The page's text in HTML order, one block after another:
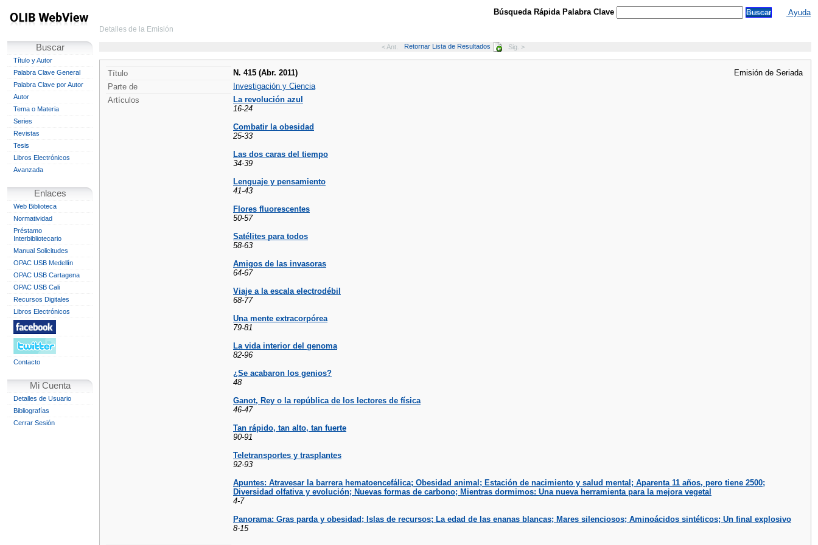
Buscar
Título y Autor
Palabra Clave General
Palabra Clave por Autor
Autor
Tema o Materia
Series
Revistas
Tesis
Libros Electrónicos
Avanzada
Enlaces
Web Biblioteca
Normatividad
Préstamo
Interbibliotecario
Manual Solicitudes
OPAC USB Medellín
OPAC USB Cartagena
OPAC USB Cali
Recursos Digitales
Libros Electrónicos
Contacto
Mi Cuenta
Detalles de Usuario
Bibliografías
Cerrar Sesión
Búsqueda Rápida Palabra Clave Ayuda
Detalles de la Emisión
< Ant. Retornar Lista de Resultados Sig. >
Título N. 415 (Abr. 2011)
Emisión de Seriada
Parte de
Investigación y Ciencia
Artículos
La revolución azul
16-24
Combatir la obesidad
25-33
Las dos caras del tiempo
34-39
Lenguaje y pensamiento
41-43
Flores fluorescentes
50-57
Satélites para todos
58-63
Amigos de las invasoras
64-67
Viaje a la escala electrodébil
68-77
Una mente extracorpórea
79-81
La vida interior del genoma
82-96
¿Se acabaron los genios?
48
Ganot, Rey o la república de los lectores de física
46-47
Tan rápido, tan alto, tan fuerte
90-91
Teletransportes y trasplantes
92-93
Apuntes: Atravesar la barrera hematoencefálica; Obesidad animal; Estación de nacimiento y salud mental; Aparenta 11 años, pero tiene 2500;
Diversidad olfativa y evolución; Nuevas formas de carbono; Mientras dormimos: Una nueva herramienta para la mejora vegetal
4-7
Panorama: Gras parda y obesidad; Islas de recursos; La edad de las enanas blancas; Mares silenciosos; Aminoácidos sintéticos; Un final explosivo
8-15